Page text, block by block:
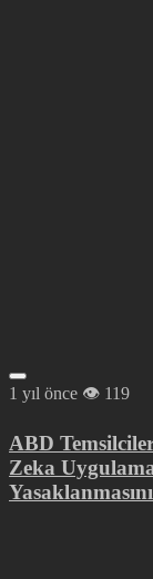
1 yıl önce 119
ABD
Zeka